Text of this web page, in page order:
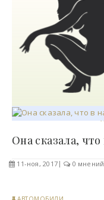
11-ноя, 2017 0 мнений